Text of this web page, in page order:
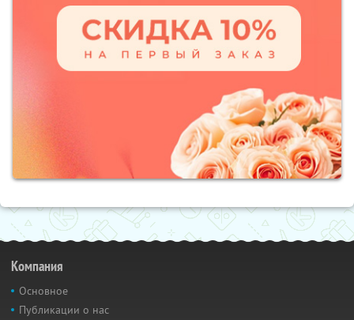
Компания
Основное
Публикации о нас